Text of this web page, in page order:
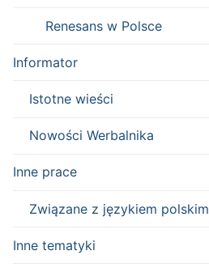
Renesans w Polsce
Informator
Istotne wieści
Nowości Werbalnika
Inne prace
Związane z językiem polskim
Inne tematyki